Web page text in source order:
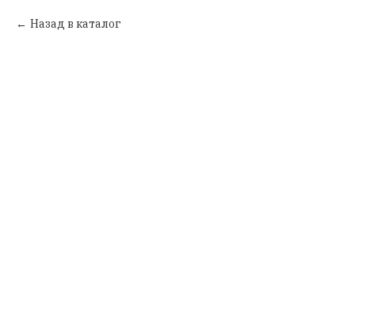
Назад в каталог